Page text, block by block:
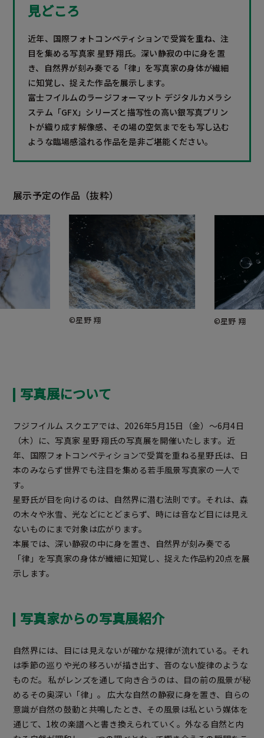
見どころ
近年、国際フォトコンペティションで受賞を重ね、注
目を集める写真家 星野 翔氏。深い静寂の中に身を置
き、自然界が刻み奏でる「律」を写真家の身体が繊細
に知覚し、捉えた作品を展示します。
富士フイルムのラージフォーマット デジタルカメラシ
ステム「GFX」シリーズと描写性の高い銀写真プリン
トが織り成す解像感、その場の空気までをも写し込む
ような臨場感溢れる作品を是非ご堪能ください。
展示予定の作品（抜粋）
©星野 翔 ©星野 翔
写真展について
フジフイルム スクエアでは、2026年5月15日（金）～6月4日
（木）に、写真家 星野 翔氏の写真展を開催いたします。近
年、国際フォトコンペティションで受賞を重ねる星野氏は、日
本のみならず世界でも注目を集める若手風景写真家の一人で
す。
星野氏が目を向けるのは、自然界に潜む法則です。それは、森
の木々や氷雪、光などにとどまらず、時には音など目には見え
ないものにまで対象は広がります。
本展では、深い静寂の中に身を置き、自然界が刻み奏でる
「律」を写真家の身体が繊細に知覚し、捉えた作品約20点を展
示します。
写真家からの写真展紹介
自然界には、目には見えないが確かな規律が流れている。それ
は季節の巡りや光の移ろいが描き出す、音のない旋律のような
ものだ。 私がレンズを通して向き合うのは、目の前の風景が秘
めるその奥深い「律」。 広大な自然の静寂に身を置き、自らの
意識が自然の鼓動と共鳴したとき、その風景は私という媒体を
通じて、1枚の楽譜へと書き換えられていく。外なる自然と内